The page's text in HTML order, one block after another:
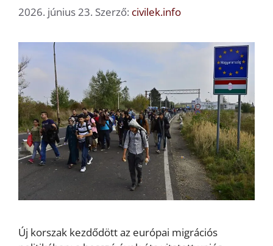
2026. június 23. Szerző: civilek.info
Új korszak kezdődött az európai migrációs